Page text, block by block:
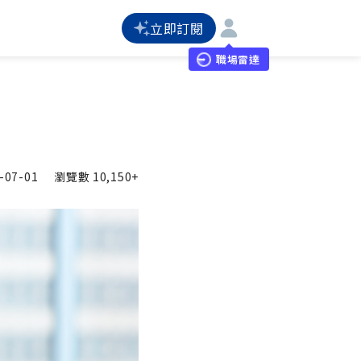
立即訂閱
職場雷達
07-01 瀏覽數 10,150+